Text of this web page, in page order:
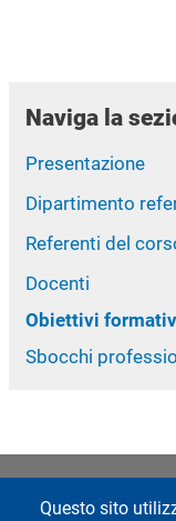
Questo sito
Naviga la
Presentazione
Dipartimento
Referenti del
Docenti
Obiettivi
Sbocchi